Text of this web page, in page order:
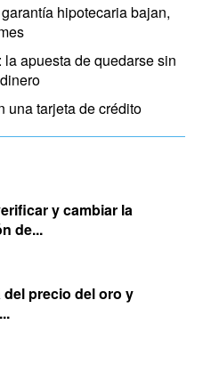
hipotecaria bajan,
apuesta de quedarse sin
una tarjeta de crédito
y cambiar la
de...
del precio del oro y